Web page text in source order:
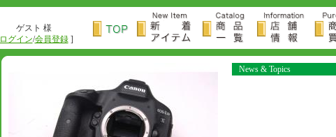
ゲスト 様
ログイン/会員登録]
News & Topics